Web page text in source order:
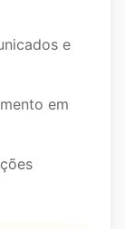
e
em